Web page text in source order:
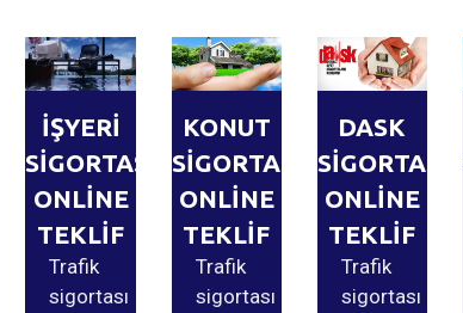
İŞYERİ
SİGORTASI
ONLİNE
TEKLİF
Trafik
sigortası
KONUT
SİGORTASI
ONLİNE
TEKLİF
Trafik
sigortası
DASK
SİGORTASI
ONLİNE
TEKLİF
Trafik
sigortası